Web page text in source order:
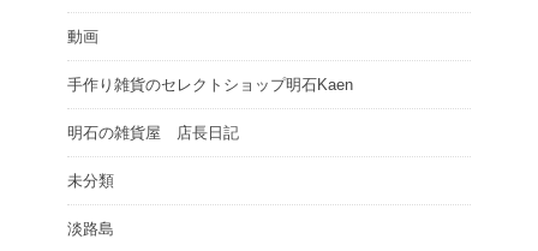
動画
手作り雑貨のセレクトショップ明石Kaen
明石の雑貨屋 店長日記
未分類
淡路島